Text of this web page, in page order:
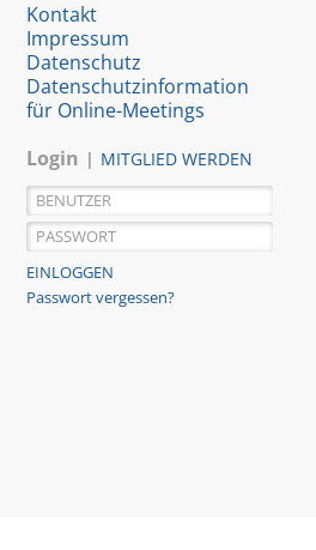
Kontakt
Impressum
Datenschutz
Datenschutzinformation
für Online-Meetings
Login
MITGLIED WERDEN
Passwort vergessen?